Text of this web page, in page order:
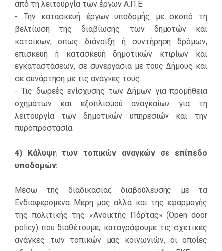
από τη λειτουργία των έργων Α.Π.Ε.
- Την κατασκευή έργων υποδομής με σκοπό τη
βελτίωση της διαβίωσης των δημοτών και
κατοίκων, όπως διάνοιξη ή συντήρηση δρόμων,
επισκευή ή κατασκευή δημοτικών κτιρίων και
εγκαταστάσεων, σε συνεργασία με τους Δήμους και
σε συνάρτηση με τις ανάγκες τους.
- Τις δωρεές ενίσχυσης των Δήμων για προμήθεια
οχημάτων και εξοπλισμού αναγκαίων για τη
λειτουργία των δημοτικών υπηρεσιών και την
πυροπροστασία.
4) Κάλυψη των τοπικών αναγκών σε επίπεδο
υποδομών:
Μέσω της διαδικασίας διαβούλευσης με τα
Ενδιαφερόμενα Μέρη μας αλλά και της εφαρμογής
της πολιτικής της «Ανοικτής Πόρτας» (Open door
policy) που διαθέτουμε, καταγράφουμε τις σχετικές
ανάγκες των τοπικών μας κοινωνιών, οι οποίες